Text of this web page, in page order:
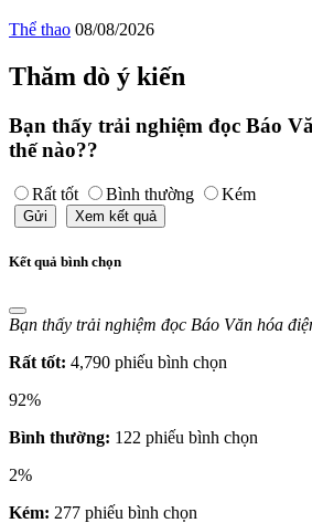
Thể thao 08/08/2026
Thăm dò ý kiến
Bạn thấy trải nghiệm đọc Báo
thế nào??
Rất tốt Bình thường Kém
Gửi Xem kết quả
Kết quả bình chọn
Bạn thấy trải nghiệm đọc Báo Văn hóa
Rất tốt: 4,790 phiếu bình chọn
92%
Bình thường: 122 phiếu bình chọn
2%
Kém: 277 phiếu bình chọn